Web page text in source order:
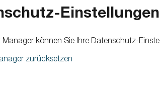
Einstellungen
Manager können Sie Ihre Datenschutz-
zurücksetzen